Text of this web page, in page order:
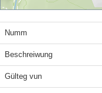
Numm
Beschreiwung
Gülteg vun